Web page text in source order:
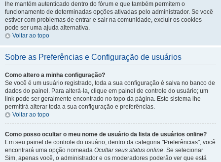
lhe mantém autenticado dentro do fórum e que também permitem o
funcionamento de determinadas opções ativadas pelo administrador. Se você
estiver com problemas de entrar e sair na comunidade, excluir os cookies
pode ser uma ajuda alternativa.
Voltar ao topo
Sobre as Preferências e Configuração de usuários
Como altero a minha configuração?
Se você é um usuário registrado, toda a sua configuração é salva no banco de
dados do painel. Para alterá-la, clique em painel de controle do usuário; um
link pode ser geralmente encontrado no topo da página. Este sistema lhe
permitirá alterar toda a sua configuração e preferências.
Voltar ao topo
Como posso ocultar o meu nome de usuário da lista de usuários online?
Em seu painel de controle do usuário, dentro da categoria "Preferências", você
encontrará uma opção nomeada Ocultar seus status online. Se selecionar
Sim, apenas você, o administrador e os moderadores poderão ver que está